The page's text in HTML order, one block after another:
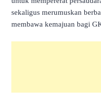
sekaligus merumuskan
membawa kemajuan bagi